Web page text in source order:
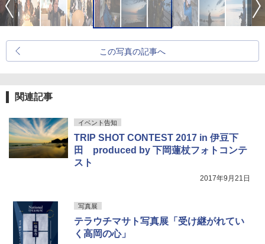
この写真の記事へ
関連記事
イベント告知
TRIP SHOT CONTEST 2017 in 伊豆下
田 produced by 下岡蓮杖フォトコンテ
スト
2017年9月21日
写真展
テラウチマサト写真展「受け継がれてい
く高岡の心」